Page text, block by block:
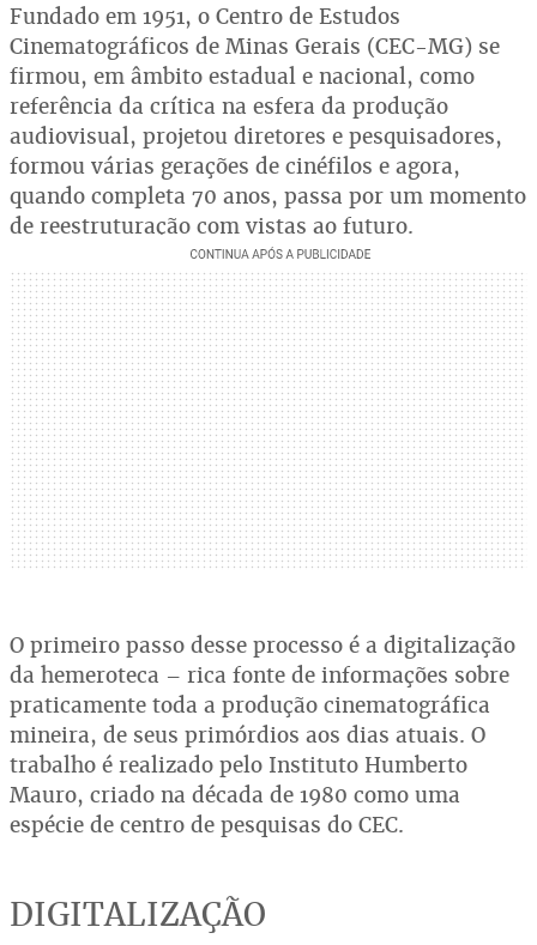
Fundado em 1951, o Centro de Estudos
Cinematográficos de Minas Gerais (CEC-MG) se
firmou, em âmbito estadual e nacional, como
referência da crítica na esfera da produção
audiovisual, projetou diretores e pesquisadores,
formou várias gerações de cinéfilos e agora,
quando completa 70 anos, passa por um momento
de reestruturação com vistas ao futuro.
O primeiro passo desse processo é a digitalização
da hemeroteca – rica fonte de informações sobre
praticamente toda a produção cinematográfica
mineira, de seus primórdios aos dias atuais. O
trabalho é realizado pelo Instituto Humberto
Mauro, criado na década de 1980 como uma
espécie de centro de pesquisas do CEC.
DIGITALIZAÇÃO